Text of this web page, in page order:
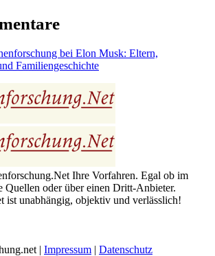
bei Elon Musk: Eltern,
Familiengeschichte
Ihre Vorfahren. Egal ob im
Quellen oder über einen Dritt-Anbieter.
ist unabhängig, objektiv und verlässlich!
| Impressum Datenschutz